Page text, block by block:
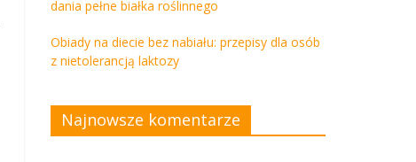
dania pełne białka roślinnego
Obiady na diecie bez nabiału: przepisy dla osób
z nietolerancją laktozy
Najnowsze komentarze